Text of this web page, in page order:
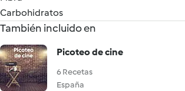
Carbohidratos
También incluido en
Picoteo de cine
6 Recetas
España